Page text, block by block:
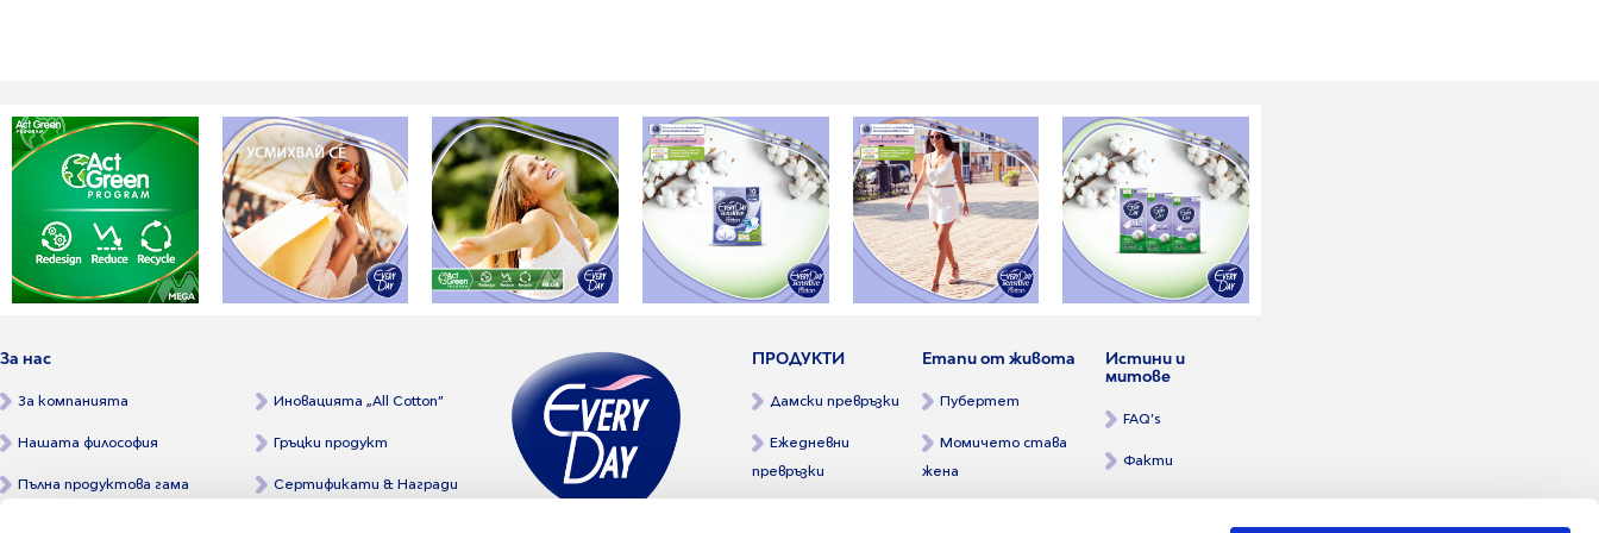
За нас
За компанията
Нашата философия
Пълна продуктова гама
Иновацията „All Cotton”
Гръцки продукт
Сертификати & Награди
ПРОДУКТИ
Дамски превръзки
Ежедневни
превръзки
Етапи от живота
Пубертет
Момичето става
жена
Истини и
митове
FAQ’s
Факти